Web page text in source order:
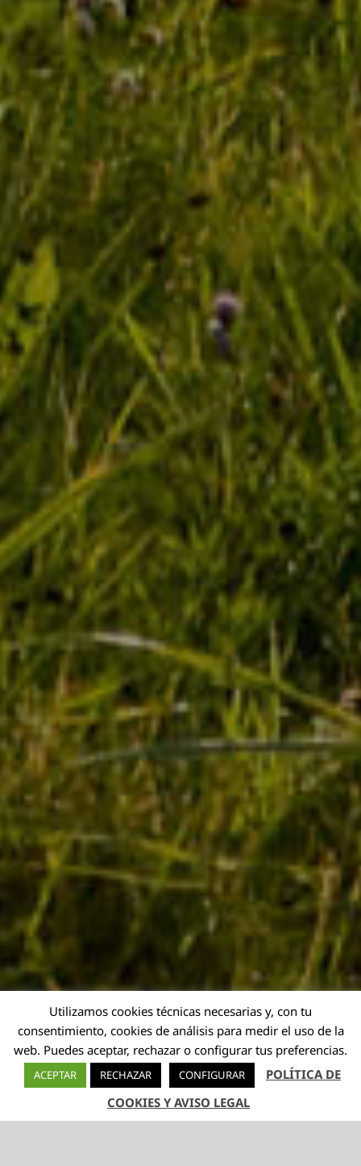
Utilizamos cookies técnicas necesarias y, con tu
consentimiento, cookies de análisis para medir el uso de la
web. Puedes aceptar, rechazar o configurar tus preferencias.
ACEPTAR RECHAZAR CONFIGURAR
POLÍTICA DE
COOKIES Y AVISO LEGAL